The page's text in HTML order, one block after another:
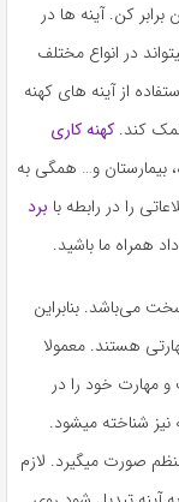
کن. آینه ها در
در انواع مختلف
از آینه های کهنه
کند. کهنه کاری
بیمارستان و… همگی به
را در رابطه با برد
همراه ما باشید.
می‌باشد. بنابراین
هستند. معمولا
و مهارت خود را در
نیز شناخته میشود.
صورت میگیرد. لازم